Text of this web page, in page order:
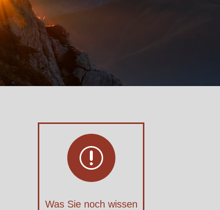
r
Was Sie noch wissen